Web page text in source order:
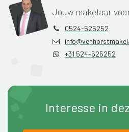
Jouw makelaar
0524-525252
+31 524-525252
Interesse in